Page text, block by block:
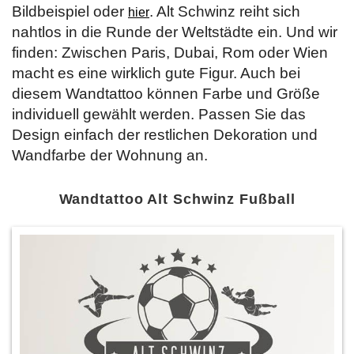
Bildbeispiel oder hier. Alt Schwinz reiht sich
nahtlos in die Runde der Weltstädte ein. Und wir
finden: Zwischen Paris, Dubai, Rom oder Wien
macht es eine wirklich gute Figur. Auch bei
diesem Wandtattoo können Farbe und Größe
individuell gewählt werden. Passen Sie das
Design einfach der restlichen Dekoration und
Wandfarbe der Wohnung an.
Wandtattoo Alt Schwinz Fußball